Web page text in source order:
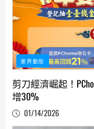
業界動態
剪刀經濟崛起！
增30%
01/14/2026